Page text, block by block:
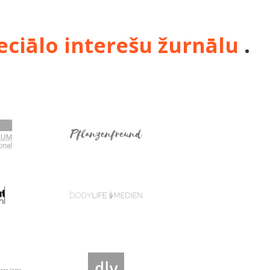
interešu žurnālu .